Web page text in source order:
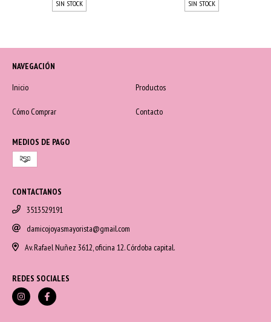
SIN STOCK SIN STOCK
NAVEGACIÓN
Inicio
Productos
Cómo Comprar Contacto
MEDIOS DE PAGO
CONTACTANOS
3513529191
damicojoyasmayorista@gmail.com
Av. Rafael Nuñez 3612, oficina 12. Córdoba capital.
REDES SOCIALES